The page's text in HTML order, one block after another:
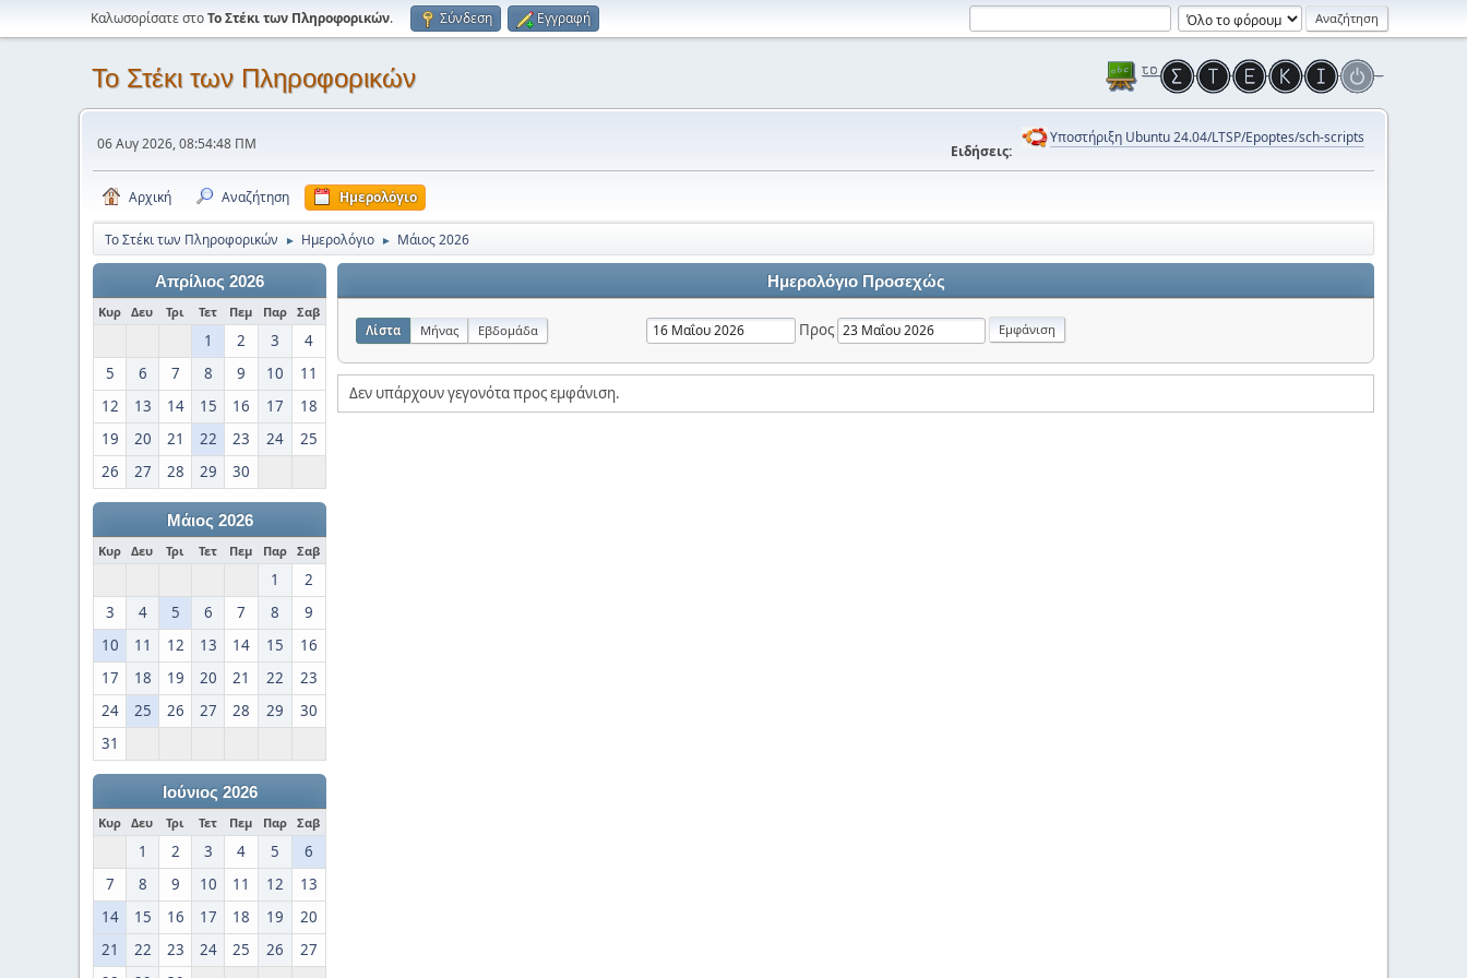
Καλωσορίσατε στοΤο Στέκι των Πληροφορικών. Σύνδεση Εγγραφή
Το Στέκι των Πληροφορικών
06 Αυγ 2026, 08:54:48 ΠΜ Ειδήσεις:
Υποστήριξη Ubuntu 24.04/LTSP/Epoptes/sch-scripts
Αρχική Αναζήτηση Ημερολόγιο
Το Στέκι των Πληροφορικών ► Ημερολόγιο ► Μάιος 2026
Απρίλιος 2026
Κυρ Δευ Τρι Τετ Πεμ Παρ Σαβ
1 2 3
4
5
6 7 8 9 10
11
12
13 14 15 16 17
18
19
20 21 22 23 24
25
26
27 28 29 30
Μάιος 2026
Κυρ Δευ Τρι Τετ Πεμ Παρ Σαβ
1
2
3
4 5 6 7 8
9
10
11 12 13 14 15
16
17
18 19 20 21 22
23
24
25 26 27 28 29
30
31
Ιούνιος 2026
Κυρ Δευ Τρι Τετ Πεμ Παρ Σαβ
1 2 3 4 5
6
7
8 9 10 11 12
13
14
15 16 17 18 19
20
21
22 23 24 25 26
27
Ημερολόγιο Προσεχώς
Λίστα Μήνας Εβδομάδα Προς
Δεν υπάρχουν γεγονότα προς εμφάνιση.